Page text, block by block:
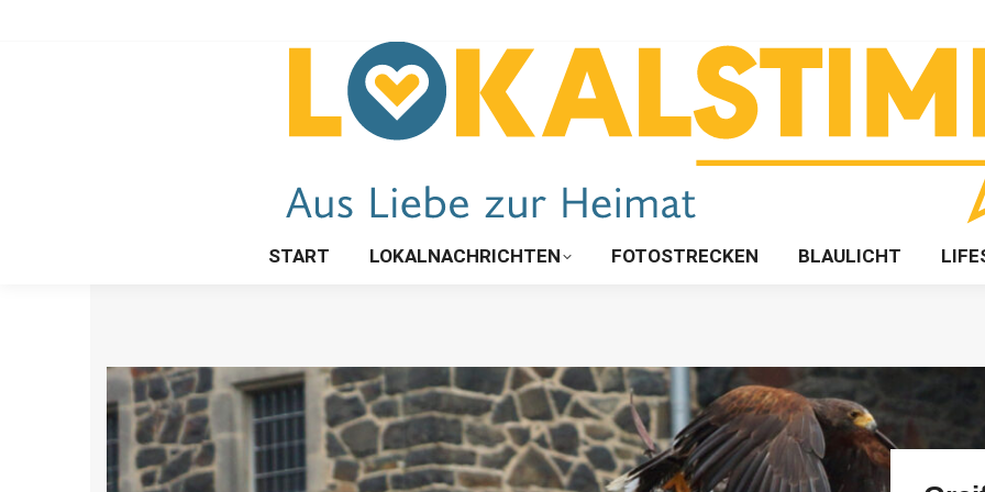
START LOKALNACHRICHTEN FOTOSTRECKEN BLAULICHT